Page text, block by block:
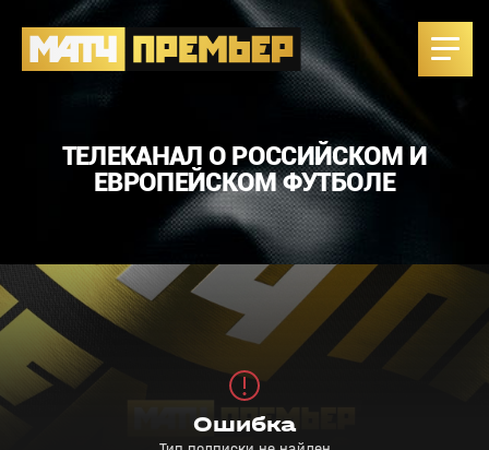
ТЕЛЕКАНАЛ О РОССИЙСКОМ И
ЕВРОПЕЙСКОМ ФУТБОЛЕ